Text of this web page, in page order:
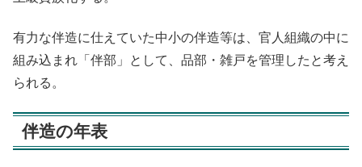
有力な伴造に仕えていた中小の伴造等は、官人組織の中に
組み込まれ「伴部」として、品部・雑戸を管理したと考え
られる。
伴造の年表